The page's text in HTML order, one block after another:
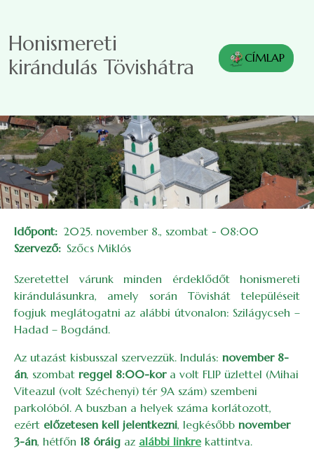
Honismereti
kirándulás Tövishátra
CÍMLAP
Időpont
2025. november 8., szombat - 08:00
Szervező
Szőcs Miklós
Szeretettel várunk minden érdeklődőt honismereti
kirándulásunkra, amely során Tövishát településeit
fogjuk meglátogatni az alábbi útvonalon: Szilágycseh –
Hadad – Bogdánd.
Az utazást kisbusszal szervezzük. Indulás: november 8-
án, szombat reggel 8:00-kora volt FLIP üzlettel (Mihai
Viteazul (volt Széchenyi) tér 9A szám) szembeni
parkolóból. A buszban a helyek száma korlátozott,
ezért előzetesen kell jelentkezni, legkésőbb november
3-án, hétfőn 18 óráig az alábbi linkre kattintva.